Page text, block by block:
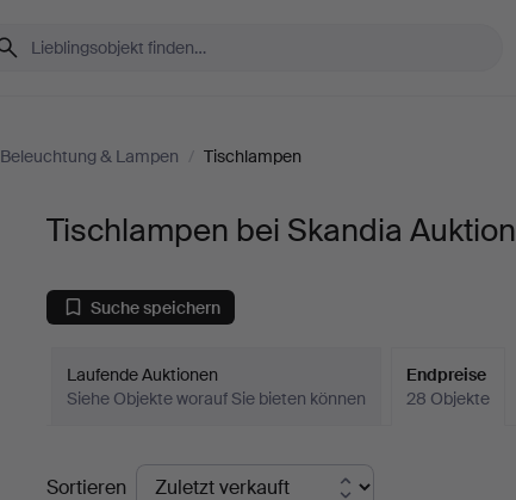
Beleuchtung & Lampen / Tischlampen
Tischlampen bei Skandia Auktion
Suche speichern
Laufende Auktionen
Siehe Objekte worauf Sie bieten können
Endpreise
28 Objekte
Endpreise
Sortieren